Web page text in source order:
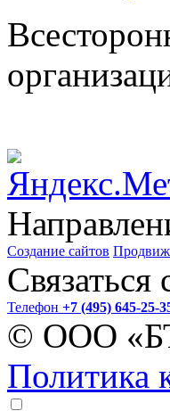
Создание сайтов
Связаться
Телефон +7 (495) 645-25-
© ООО
Политика